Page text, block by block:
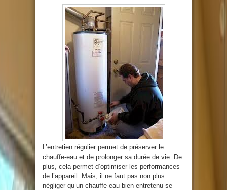
L’entretien régulier permet de préserver le
chauffe-eau et de prolonger sa durée de vie. De
plus, cela permet d’optimiser les performances
de l’appareil. Mais, il ne faut pas non plus
négliger qu’un chauffe-eau bien entretenu se